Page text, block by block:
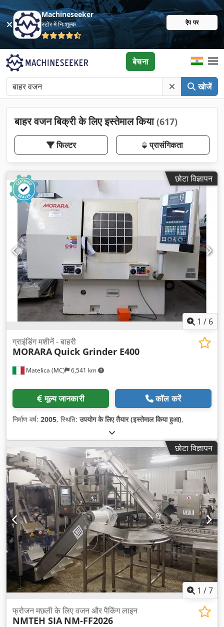
Machineseeker
स्टोर में निःशुल्क ऐप पर
खोजें
बेचना
बाहर वजन बिक्री के लिए इस्तेमाल किया(617)
फिल्टर प्रासंगिकता
छोटा विज्ञापन
1 / 6
Matelica (MC) 6,541 km
ग्राइंडिंग मशीनें - बाहरी
MORARA Quick Grinder E400
मूल्य जानकारी कॉल करें
निर्माण वर्ष: 2005, स्थिति:उपयोग के लिए तैयार (इस्तेमाल किया हुआ),
छोटा विज्ञापन
1 /7
फ्रोजन मछली के लिए वजन और पैकिंग लाइन
NMTEH SIA NM-FF2026